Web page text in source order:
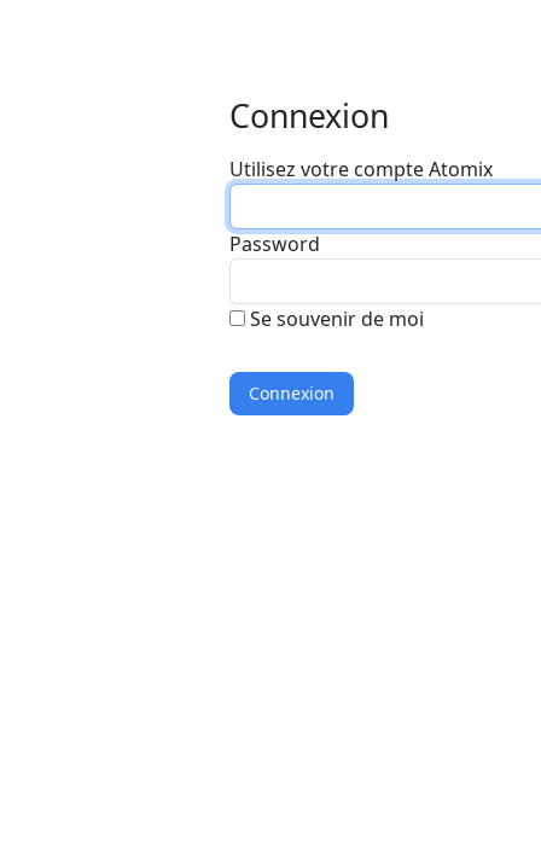
Connexion
Utilisez votre compte Atomix
Password
Se souvenir de moi
Connexion